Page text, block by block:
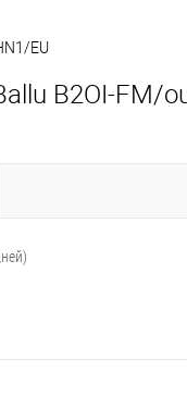
EU
B2OI-FM/